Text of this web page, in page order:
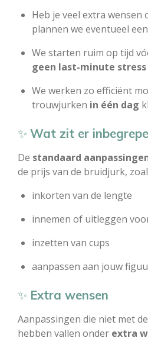
Heb je veel extra wensen
plannen we eventueel een
We starten ruim op tijd
geen last-minute stress
We werken zo efficiënt
trouwjurken in één dag
✨Wat zit er
De standaard
de prijs van de bruidjurk,
inkorten van de lengte
innemen of uitleggen
inzetten van cups
aanpassen aan jouw
✨ Extra wensen
Aanpassingen die niet met
hebben vallen onder extra